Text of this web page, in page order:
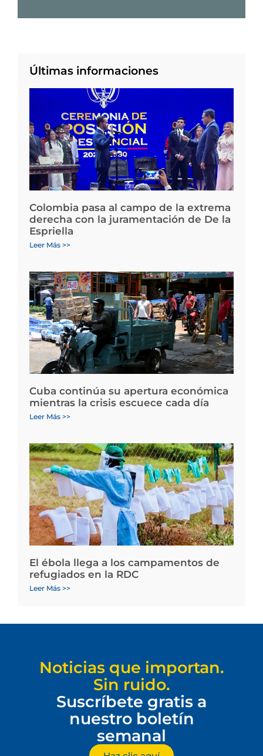
Últimas informaciones
Colombia pasa al campo de la extrema
derecha con la juramentación de De la
Espriella
Leer Más >>
Cuba continúa su apertura económica
mientras la crisis escuece cada día
Leer Más >>
El ébola llega a los campamentos de
refugiados en la RDC
Leer Más >>
Noticias que importan.
Sin ruido.
Suscríbete gratis a
nuestro boletín
semanal